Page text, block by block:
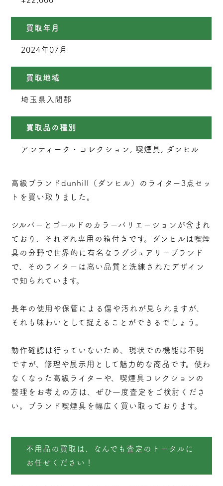
買取年月
2024年07月
買取地域
埼玉県入間郡
買取品の種別
アンティーク・コレクション, 喫煙具, ダンヒル
高級ブランドdunhill（ダンヒル）のライター3点セッ
トを買い取りました。
シルバーとゴールドのカラーバリエーションが含まれ
ており、それぞれ専用の箱付きです。ダンヒルは喫煙
具の分野で世界的に有名なラグジュアリーブランド
で、そのライターは高い品質と洗練されたデザイン
で知られています。
長年の使用や保管による傷や汚れが見られますが、
それも味わいとして捉えることができるでしょう。
動作確認は行っていないため、現状での機能は不明
ですが、修理や展示用として魅力的な商品です。使わ
なくなった高級ライターや、喫煙具コレクションの
整理をお考えの方は、ぜひ一度査定をご検討くださ
い。ブランド喫煙具を幅広く買い取っております。
不用品の買取は、なんでも査定のトータルに
お任せください！